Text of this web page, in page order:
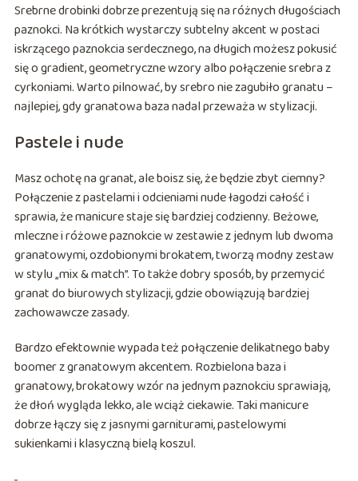
Srebrne drobinki dobrze prezentują się na różnych długościach
paznokci. Na krótkich wystarczy subtelny akcent w postaci
iskrzącego paznokcia serdecznego, na długich możesz pokusić
się o gradient, geometryczne wzory albo połączenie srebra z
cyrkoniami. Warto pilnować, by srebro nie zagubiło granatu –
najlepiej, gdy granatowa baza nadal przeważa w stylizacji.
Pastele i nude
Masz ochotę na granat, ale boisz się, że będzie zbyt ciemny?
Połączenie z pastelami i odcieniami nude łagodzi całość i
sprawia, że manicure staje się bardziej codzienny. Beżowe,
mleczne i różowe paznokcie w zestawie z jednym lub dwoma
granatowymi, ozdobionymi brokatem, tworzą modny zestaw
w stylu „mix & match”. To także dobry sposób, by przemycić
granat do biurowych stylizacji, gdzie obowiązują bardziej
zachowawcze zasady.
Bardzo efektownie wypada też połączenie delikatnego baby
boomer z granatowym akcentem. Rozbielona baza i
granatowy, brokatowy wzór na jednym paznokciu sprawiają,
że dłoń wygląda lekko, ale wciąż ciekawie. Taki manicure
dobrze łączy się z jasnymi garniturami, pastelowymi
sukienkami i klasyczną bielą koszul.